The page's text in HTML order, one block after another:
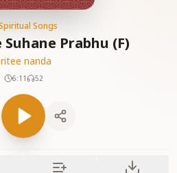
Songs
Suhane Prabhu (F)
nanda
6:11 52